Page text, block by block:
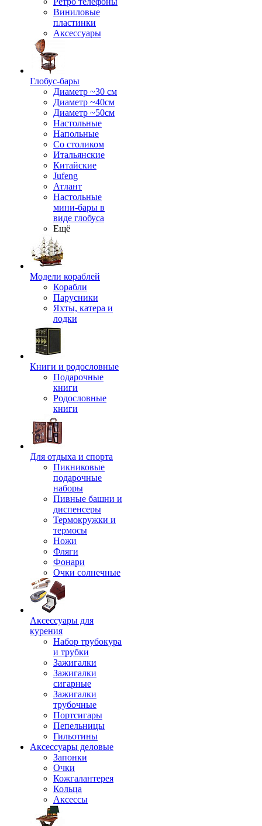
Виниловые
пластинки
Аксессуары
Глобус-бары
Диаметр ~30 см
Диаметр ~40см
Диаметр ~50см
Настольные
Напольные
Со столиком
Итальянские
Китайские
Jufeng
Атлант
Настольные
мини-бары в
виде глобуса
Ещё
Модели кораблей
Корабли
Парусники
Яхты, катера и
лодки
Книги и родословные
Подарочные
книги
Родословные
книги
Для отдыха и спорта
Пикниковые
подарочные
наборы
Пивные башни и
диспенсеры
Термокружки и
термосы
Ножи
Фляги
Фонари
Очки солнечные
Аксессуары для
курения
Набор трубокура
и трубки
Зажигалки
Зажигалки
сигарные
Зажигалки
трубочные
Портсигары
Пепельницы
Гильотины
Аксессуары деловые
Запонки
Очки
Кожгалантерея
Кольца
Аксессы